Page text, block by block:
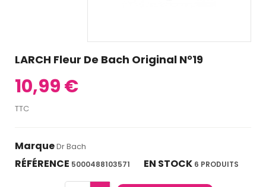
LARCH Fleur De Bach Original N°19
10,99 €
TTC
MarqueDr Bach
RÉFÉRENCE 5000488103571 EN STOCK 6 PRODUITS